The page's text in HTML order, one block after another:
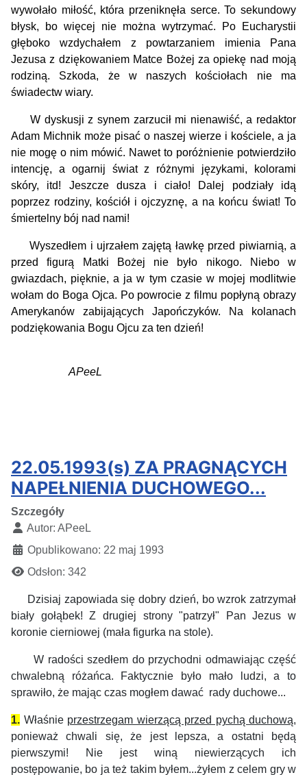
wywołało miłość, która przeniknęła serce. To sekundowy
błysk, bo więcej nie można wytrzymać. Po Eucharystii
głęboko wzdychałem z powtarzaniem imienia Pana
Jezusa z dziękowaniem Matce Bożej za opiekę nad moją
rodziną. Szkoda, że w naszych kościołach nie ma
świadectw wiary.
W dyskusji z synem zarzucił mi nienawiść, a redaktor
Adam Michnik może pisać o naszej wierze i kościele, a ja
nie mogę o nim mówić. Nawet to poróżnienie potwierdziło
intencję, a ogarnij świat z różnymi językami, kolorami
skóry, itd! Jeszcze dusza i ciało! Dalej podziały idą
poprzez rodziny, kościół i ojczyznę, a na końcu świat! To
śmiertelny bój nad nami!
Wyszedłem i ujrzałem zajętą ławkę przed piwiarnią, a
przed figurą Matki Bożej nie było nikogo. Niebo w
gwiazdach, pięknie, a ja w tym czasie w mojej modlitwie
wołam do Boga Ojca. Po powrocie z filmu popłyną obrazy
Amerykanów zabijających Japończyków. Na kolanach
podziękowania Bogu Ojcu za ten dzień!
APeeL
22.05.1993(s) ZA PRAGNĄCYCH
NAPEŁNIENIA DUCHOWEGO...
Szczegóły
Autor: APeeL
Opublikowano: 22 maj 1993
Odsłon: 342
Dzisiaj zapowiada się dobry dzień, bo wzrok zatrzymał
biały gołąbek! Z drugiej strony "patrzył" Pan Jezus w
koronie cierniowej (mała figurka na stole).
W radości szedłem do przychodni odmawiając część
chwalebną różańca. Faktycznie było mało ludzi, a to
sprawiło, że mając czas mogłem dawać rady duchowe...
1. Właśnie przestrzegam wierzącą przed pychą duchową,
ponieważ chwali się, że jest lepsza, a ostatni będą
pierwszymi! Nie jest winą niewierzących ich
postępowanie, bo ja też takim byłem...żyłem z celem gry w